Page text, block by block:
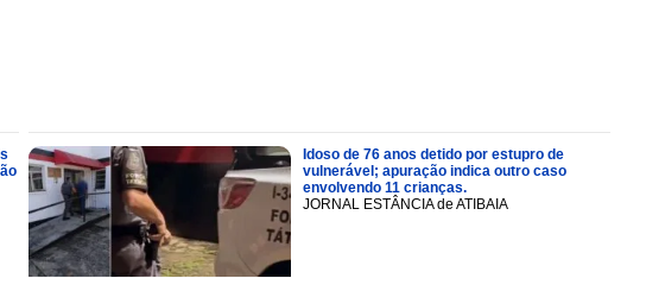
Idoso de 76 anos detido por estupro de
vulnerável; apuração indica outro caso
envolvendo 11 crianças.
JORNAL ESTÂNCIA de ATIBAIA